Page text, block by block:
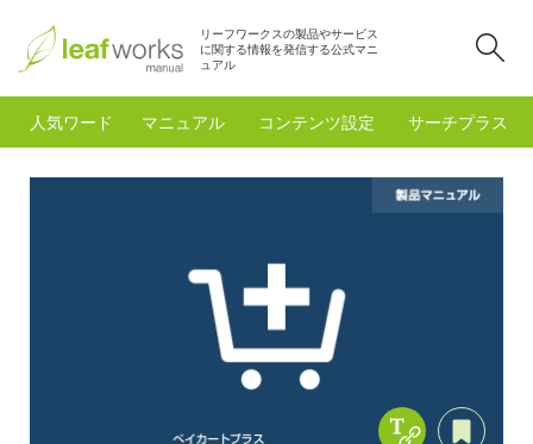
リーフワークスの製品やサービス
に関する情報を発信する公式マニ
ュアル
人気ワード マニュアル コンテンツ設定 サーチプラスfor
Copy Title &